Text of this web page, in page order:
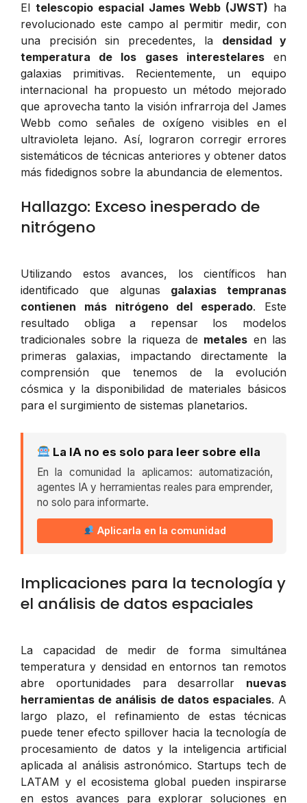
El telescopio espacial James Webb (JWST) ha
revolucionado este campo al permitir medir, con
una precisión sin precedentes, la densidad y
temperatura de los gases interestelaresen
galaxias primitivas. Recientemente, un equipo
internacional ha propuesto un método mejorado
que aprovecha tanto la visión infrarroja del James
Webb como señales de oxígeno visibles en el
ultravioleta lejano. Así, lograron corregir errores
sistemáticos de técnicas anteriores y obtener datos
más fidedignos sobre la abundancia de elementos.
Hallazgo: Exceso inesperado de
nitrógeno
Utilizando estos avances, los científicos han
identificado que algunas galaxias tempranas
contienen más nitrógeno del esperado. Este
resultado obliga a repensar los modelos
tradicionales sobre la riqueza de metales en las
primeras galaxias, impactando directamente la
comprensión que tenemos de la evolución
cósmica y la disponibilidad de materiales básicos
para el surgimiento de sistemas planetarios.
La IA no es solo para leer sobre ella
En la comunidad la aplicamos: automatización,
agentes IA y herramientas reales para emprender,
no solo para informarte.
Aplicarla en la comunidad
Implicaciones para la tecnología y
el análisis de datos espaciales
La capacidad de medir de forma simultánea
temperatura y densidad en entornos tan remotos
abre oportunidades para desarrollar nuevas
herramientas de análisis de datos espaciales. A
largo plazo, el refinamiento de estas técnicas
puede tener efecto spillover hacia la tecnología de
procesamiento de datos y la inteligencia artificial
aplicada al análisis astronómico. Startups tech de
LATAM y el ecosistema global pueden inspirarse
en estos avances para explorar soluciones en